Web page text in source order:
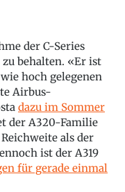
der C-Series
zu behalten. «Er ist
hoch gelegenen
Airbus-
dazu im Sommer
der A320-Familie
als der
ist der A319
für gerade einmal